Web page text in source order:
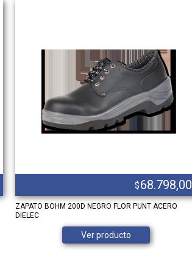
$68.798,00
ZAPATO BOHM 200D NEGRO FLOR PUNT ACERO
DIELEC
Ver producto